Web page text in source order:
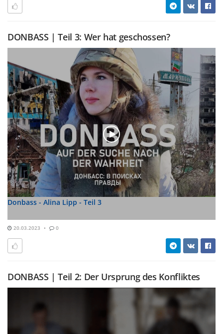
DONBASS | Teil 3: Wer hat geschossen?
Donbass - Alina Lipp - Teil 3
20.03.2023 0
DONBASS | Teil 2: Der Ursprung des Konfliktes